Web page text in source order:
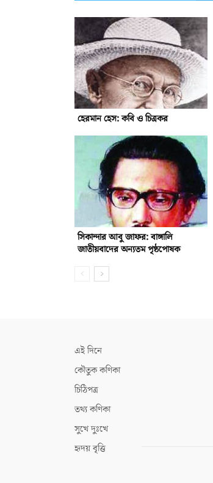
হেরমান হেস: কবি ও চিত্রকর
সিকান্দার আবু জাফর: বাঙ্গালি
জাতীয়বাদের অন্যতম পৃষ্ঠপোষক
এই দিনে
কৌতুক কণিকা
চিঠিপত্র
তথ্য কণিকা
সুখে দুঃখে
হৃদয় বৃত্তি